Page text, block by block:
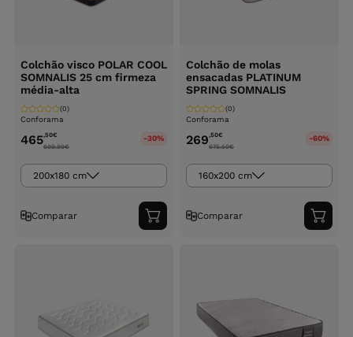
Colchão visco POLAR COOL
SOMNALIS 25 cm firmeza
média-alta
Conforama
(0)
465,50€
699.99€
-30%
200x180 cm
Comparar
Adicionar
ao
Colchão de molas
ensacadas PLATINUM
SPRING SOMNALIS
Conforama
(0)
269,50€
675.50€
-60%
160x200 cm
Comparar
ao